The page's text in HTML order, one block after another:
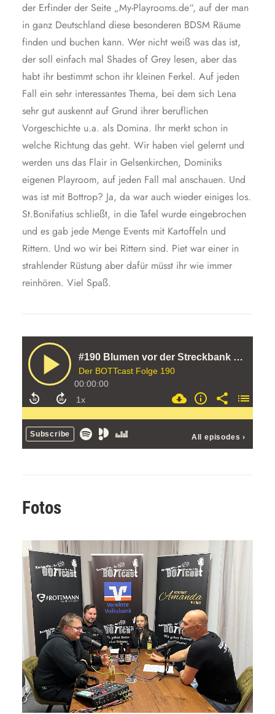
der Erfinder der Seite „My-Playrooms.de“, auf der man
in ganz Deutschland diese besonderen BDSM Räume
finden und buchen kann. Wer nicht weiß was das ist,
der soll einfach mal Shades of Grey lesen, aber das
habt ihr bestimmt schon ihr kleinen Ferkel. Auf jeden
Fall ein sehr interessantes Thema, bei dem sich Lena
sehr gut auskennt auf Grund ihrer beruflichen
Vorgeschichte u.a. als Domina. Ihr merkt schon in
welche Richtung das geht. Wir haben viel gelernt und
werden uns das Flair in Gelsenkirchen, Dominiks
eigenen Playroom, auf jeden Fall mal anschauen. Und
was ist mit Bottrop? Ja, da war auch wieder einiges los.
St.Bonifatius schließt, in die Tafel wurde eingebrochen
und es gab jede Menge Events mit Kartoffeln und
Rittern. Und wo wir bei Rittern sind. Piet war einer in
strahlender Rüstung aber dafür müsst ihr wie immer
reinhören. Viel Spaß.
Fotos